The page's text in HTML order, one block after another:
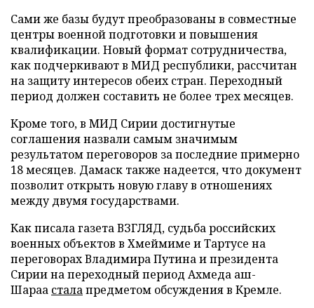
Сами же базы будут преобразованы в совместные
центры военной подготовки и повышения
квалификации. Новый формат сотрудничества,
как подчеркивают в МИД республики, рассчитан
на защиту интересов обеих стран. Переходный
период должен составить не более трех месяцев.
Кроме того, в МИД Сирии достигнутые
соглашения назвали самым значимым
результатом переговоров за последние примерно
18 месяцев. Дамаск также надеется, что документ
позволит открыть новую главу в отношениях
между двумя государствами.
Как писала газета ВЗГЛЯД, судьба российских
военных объектов в Хмеймиме и Тартусе на
переговорах Владимира Путина и президента
Сирии на переходный период Ахмеда аш-
Шараа сталапредметом обсуждения в Кремле.